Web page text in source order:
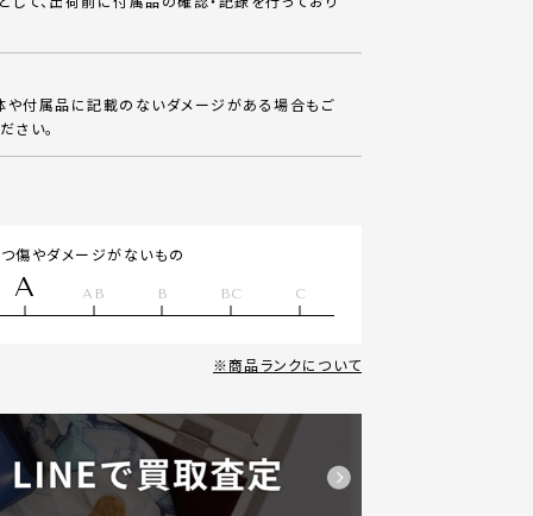
付属品に記載のないダメージがある場合もご
さい。
傷やダメージがないもの
A AB B BC C
商品ランクについて